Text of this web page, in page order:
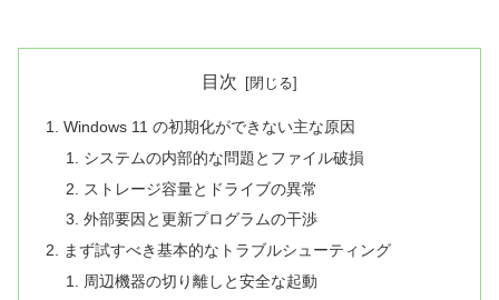
目次
Windows 11 の初期化ができない主な原因
システムの内部的な問題とファイル破損
ストレージ容量とドライブの異常
外部要因と更新プログラムの干渉
まず試すべき基本的なトラブルシューティング
周辺機器の切り離しと安全な起動